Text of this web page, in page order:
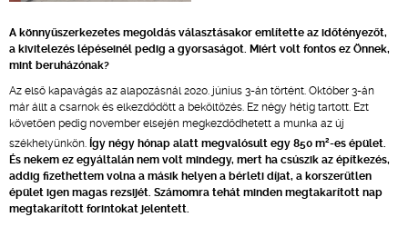
A könnyűszerkezetes megoldás választásakor említette az időtényezőt,
a kivitelezés lépéseinél pedig a gyorsaságot. Miért volt fontos ez Önnek,
mint beruházónak?
Az első kapavágás az alapozásnál 2020. június 3-án történt. Október 3-án
már állt a csarnok és elkezdődött a beköltözés. Ez négy hétig tartott. Ezt
követően pedig november elsején megkezdődhetett a munka az új
székhelyünkön. Így négy hónap alatt megvalósult egy 850 m2-es épület.
És nekem ez egyáltalán nem volt mindegy, mert ha csúszik az építkezés,
addig fizethettem volna a másik helyen a bérleti díjat, a korszerűtlen
épület igen magas rezsijét. Számomra tehát minden megtakarított nap
megtakarított forintokat jelentett.